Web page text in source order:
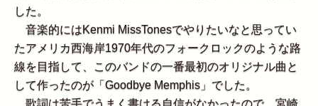
した。
音楽的にはKenmi MissTonesでやりたいなと思ってい
たアメリカ西海岸1970年代のフォークロックのような路
線を目指して、このバンドの一番最初のオリジナル曲と
して作ったのが「Goodbye Memphis」でした。